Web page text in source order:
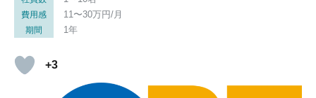
費用感 11〜30万円/月
期間 1年
+3